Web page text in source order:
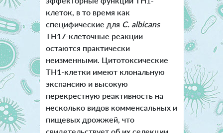
клеток, в то время как
специфические для C. albicans
TH17-клеточные реакции
остаются практически
неизменными. Цитотоксические
TH1-клетки имеют клональную
экспансию и высокую
перекрестную реактивность на
несколько видов комменсальных и
пищевых дрожжей, что